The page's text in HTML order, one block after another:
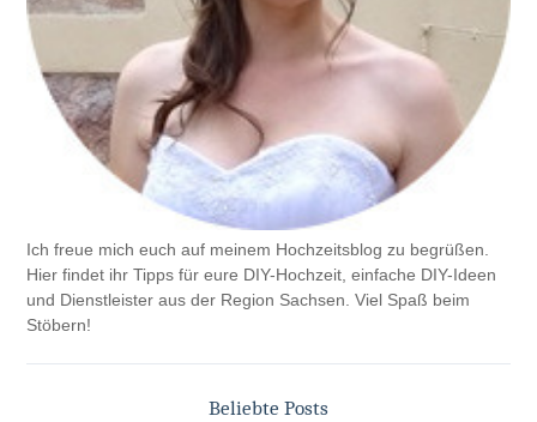
Ich freue mich euch auf meinem Hochzeitsblog zu begrüßen.
Hier findet ihr Tipps für eure DIY-Hochzeit, einfache DIY-Ideen
und Dienstleister aus der Region Sachsen. Viel Spaß beim
Stöbern!
Beliebte Posts